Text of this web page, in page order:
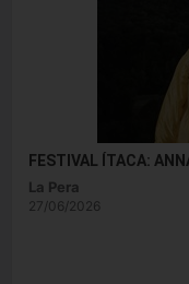
FESTIVAL ÍTACA:
La Pera
27/06/2026